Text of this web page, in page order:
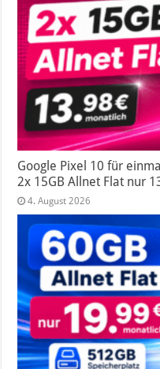
Google Pixel 10 für
2x 15GB Allnet Flat nur
4. August 2026